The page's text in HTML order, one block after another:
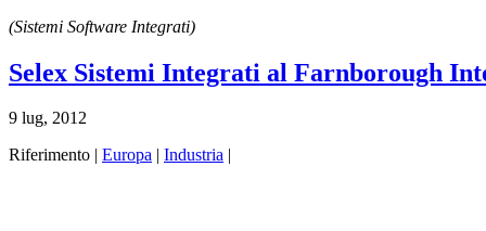
(Sistemi Software Integrati)
Selex Sistemi Integrati al Farnborough
9 lug, 2012
Riferimento | Europa | Industria |